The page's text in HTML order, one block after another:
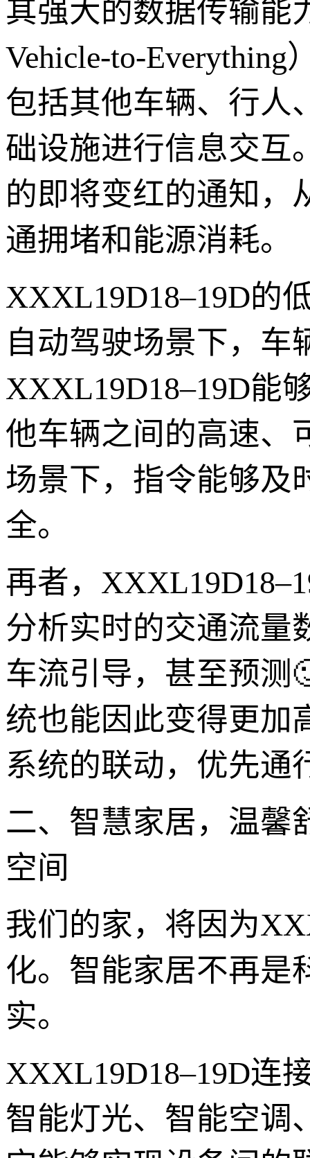
其强大的数据传输能
Vehicle-to-
包括其他车辆、行人
础设施进行信息交互
的即将变红的通知，
通拥堵和能源消耗。
XXXL19D18–19D的
自动驾驶场景下，车
XXXL19D18–19D能
他车辆之间的高速、
场景下，指令能够及
全。
再者，
分析实时的交通流量
车流引导，甚至预测
统也能因此变得更加
系统的联动，优先通
二、智慧家居，温馨
空间
我们的家，将因为
化。智能家居不再是
实。
XXXL19D18–19D连
智能灯光、智能空调